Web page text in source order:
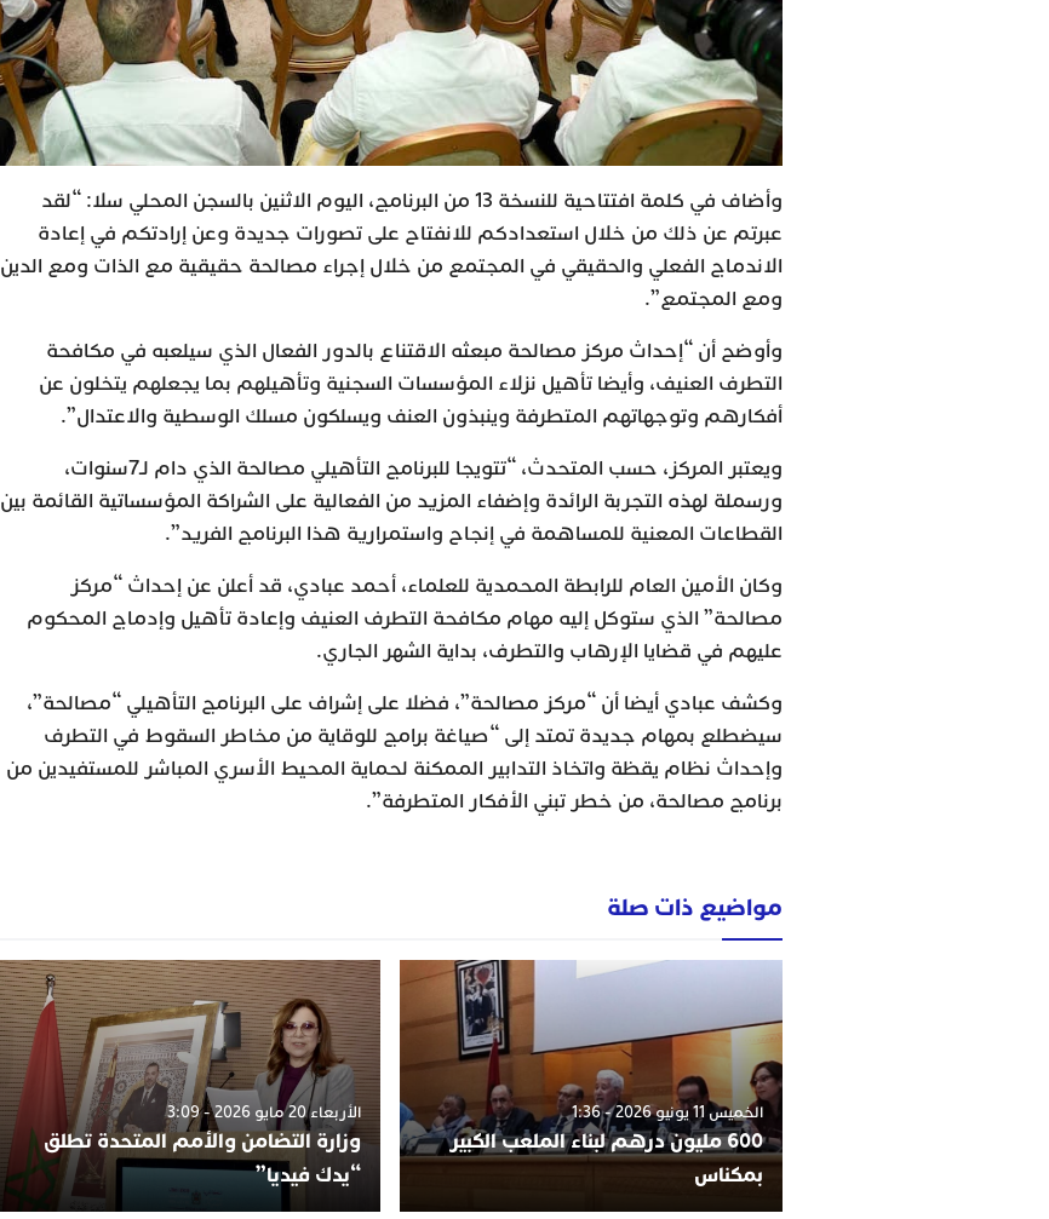
وأضاف في كلمة افتتاحية للنسخة 13 من البرنامج، اليوم الاثنين بالسجن المحلي سلا: “لقد
عبرتم عن ذلك من خلال استعدادكم للانفتاح على تصورات جديدة وعن إرادتكم في إعادة
الاندماج الفعلي والحقيقي في المجتمع من خلال إجراء مصالحة حقيقية مع الذات ومع الدين
ومع المجتمع”.
وأوضح أن “إحداث مركز مصالحة مبعثه الاقتناع بالدور الفعال الذي سيلعبه في مكافحة
التطرف العنيف، وأيضا تأهيل نزلاء المؤسسات السجنية وتأهيلهم بما يجعلهم يتخلون عن
أفكارهم وتوجهاتهم المتطرفة وينبذون العنف ويسلكون مسلك الوسطية والاعتدال”.
ويعتبر المركز، حسب المتحدث، “تتويجا للبرنامج التأهيلي مصالحة الذي دام لـ7سنوات،
ورسملة لهذه التجربة الرائدة وإضفاء المزيد من الفعالية على الشراكة المؤسساتية القائمة بين
القطاعات المعنية للمساهمة في إنجاح واستمرارية هذا البرنامج الفريد”.
وكان الأمين العام للرابطة المحمدية للعلماء، أحمد عبادي، قد أعلن عن إحداث “مركز
مصالحة” الذي ستوكل إليه مهام مكافحة التطرف العنيف وإعادة تأهيل وإدماج المحكوم
عليهم في قضايا الإرهاب والتطرف، بداية الشهر الجاري.
وكشف عبادي أيضا أن “مركز مصالحة”، فضلا على إشراف على البرنامج التأهيلي “مصالحة”،
سيضطلع بمهام جديدة تمتد إلى “صياغة برامج للوقاية من مخاطر السقوط في التطرف
وإحداث نظام يقظة واتخاذ التدابير الممكنة لحماية المحيط الأسري المباشر للمستفيدين من
برنامج مصالحة، من خطر تبني الأفكار المتطرفة”.
مواضيع ذات صلة
الخميس 11 يونيو 2026 - 1:36
600 مليون درهم لبناء الملعب الكبير
بمكناس
الأربعاء 20 مايو 2026 - 3:09
وزارة التضامن والأمم المتحدة تطلق
“يدك فيديا”